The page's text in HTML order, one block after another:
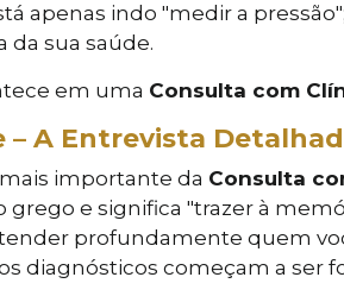
apenas indo "medir a
sua saúde.
em uma Consulta com
– A Entrevista
importante da Consulta
grego e significa "trazer à
profundamente quem
diagnósticos começam a ser